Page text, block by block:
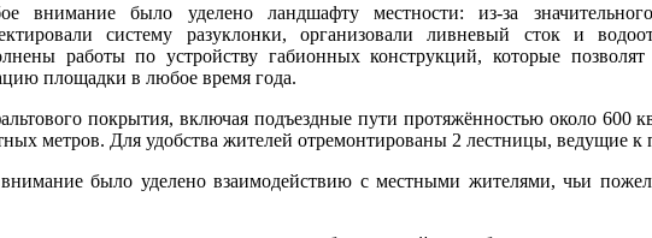
внимание было уделено ландшафту местности: из-за
систему разуклонки, организовали ливневый сток и
работы по устройству габионных конструкций, которые
площадки в любое время года.
покрытия, включая подъездные пути протяжённостью около 600
метров. Для удобства жителей отремонтированы 2 лестницы, ведущие к
было уделено взаимодействию с местными жителями, чьи